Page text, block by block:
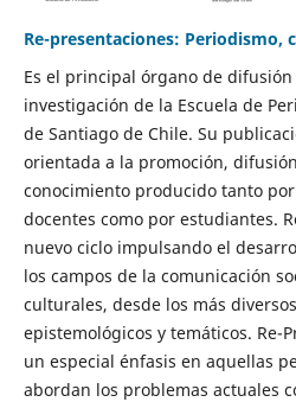
Re-presentaciones: Periodismo,
Es el principal órgano de
investigación de la Escuela de
de Santiago de Chile. Su
orientada a la promoción,
conocimiento producido tanto
docentes como por estudiantes.
nuevo ciclo impulsando el
los campos de la comunicación
culturales, desde los más
epistemológicos y temáticos. Re-
un especial énfasis en aquellas
abordan los problemas actuales